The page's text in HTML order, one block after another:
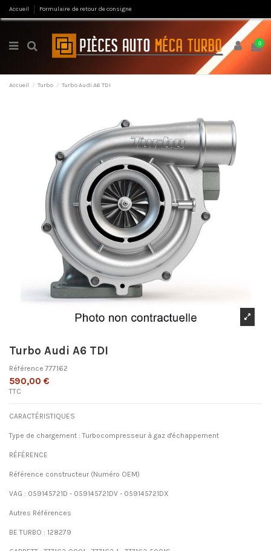
Accueil Formulaire de retour de consigne
0
Accueil Turbo Turbo Audi A6 TDI
Turbo Audi A6 TDI
Référence 777162
590,00 €
TTC
CARACTÉRISTIQUES
Type de chargement : Turbocompresseur à gaz d'échappement
RÉFÉRENCE
Référence constructeur (Numéro OEM)
VAG : 059145721D - 059145721DV - 059145721DX
Autres Références
BE TURBO : 128279